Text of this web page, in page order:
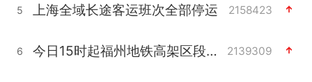
5 上海全域长途客运班次全部停运 2158423
6 今日15时起福州地铁高架区段停运 2139309